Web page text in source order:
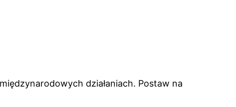
działaniach. Postaw na